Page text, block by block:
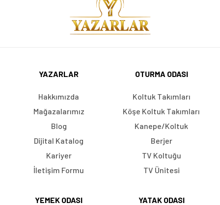
YAZARLAR
Hakkımızda
Mağazalarımız
Blog
Dijital Katalog
Kariyer
İletişim Formu
OTURMA ODASI
Koltuk Takımları
Köşe Koltuk Takımları
Kanepe/Koltuk
Berjer
TV Koltuğu
TV Ünitesi
YEMEK ODASI YATAK ODASI